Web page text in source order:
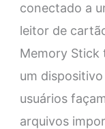
conectado a
leitor de
Memory Stick
um
usuários
arquivos